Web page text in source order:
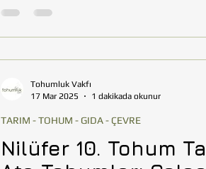
Nilüfer 10. Tohum
TARIM - TOHUM - GIDA - ÇEVRE
Tohumluk Vakfı
17 Mar 2025
1 dakikada okunur